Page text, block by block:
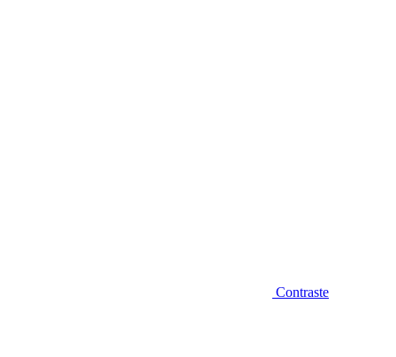
Contraste